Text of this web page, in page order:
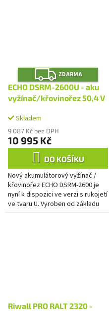
Z
D
A
R
M
ZDARMA
ECHO DSRM-2600U - aku
vyžínač/křovinořez 50,4 V
Skladem
9 087 Kč bez DPH
10 995 Kč
DO KOŠÍKU
Nový akumulátorový vyžínač /
křovinořez ECHO DSRM-2600 je
nyní k dispozici ve verzi s rukojetí
ve tvaru U. Vyroben od základu
tak, aby si poradil s vysokou
Riwall PRO RALT 2320 -